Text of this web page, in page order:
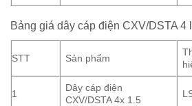
Bảng giá dây cáp điện CXV/DSTA 4
STT Sản phẩm
1
Dây cáp điện
CXV/DSTA 4x 1.5